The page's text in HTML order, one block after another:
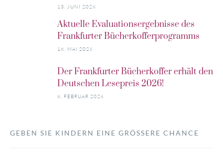
13. JUNI 2026
Aktuelle Evaluationsergebnisse des
Frankfurter Bücherkofferprogramms
18. MAI 2026
Der Frankfurter Bücherkoffer erhält den
Deutschen Lesepreis 2026!
8. FEBRUAR 2026
GEBEN SIE KINDERN EINE GRÖSSERE CHANCE